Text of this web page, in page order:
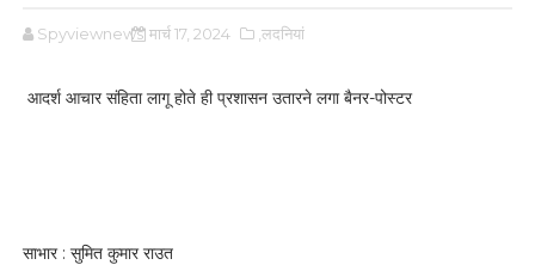
Spyviewnews मार्च 17, 2024 ,लदनियां
आदर्श आचार संहिता लागू होते ही प्रशासन उतारने लगा बैनर-पोस्टर
साभार : सुमित कुमार राउत